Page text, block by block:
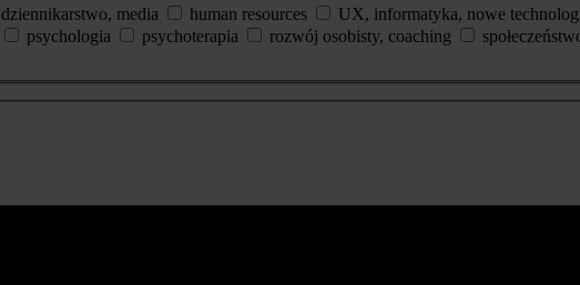
dziennikarstwo, media human resources UX, informatyka, nowe
psychologia psychoterapia rozwój osobisty, coaching